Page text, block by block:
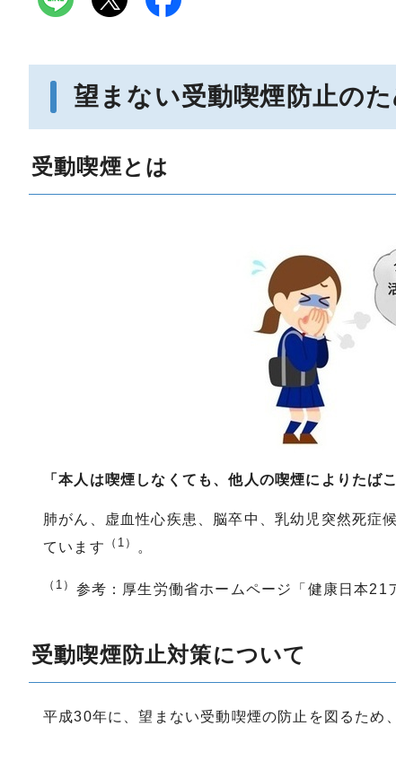
望まない受動喫煙防止の
受動喫煙とは
「本人は喫煙しなくても、他人の喫煙によりたば
肺がん、虚血性心疾患、脳卒中、乳幼児突然死症
ています
（1） 。
（1） 参考：厚生労働省ホームページ「健康日本21
受動喫煙防止対策について
平成30年に、望まない受動喫煙の防止を図るため